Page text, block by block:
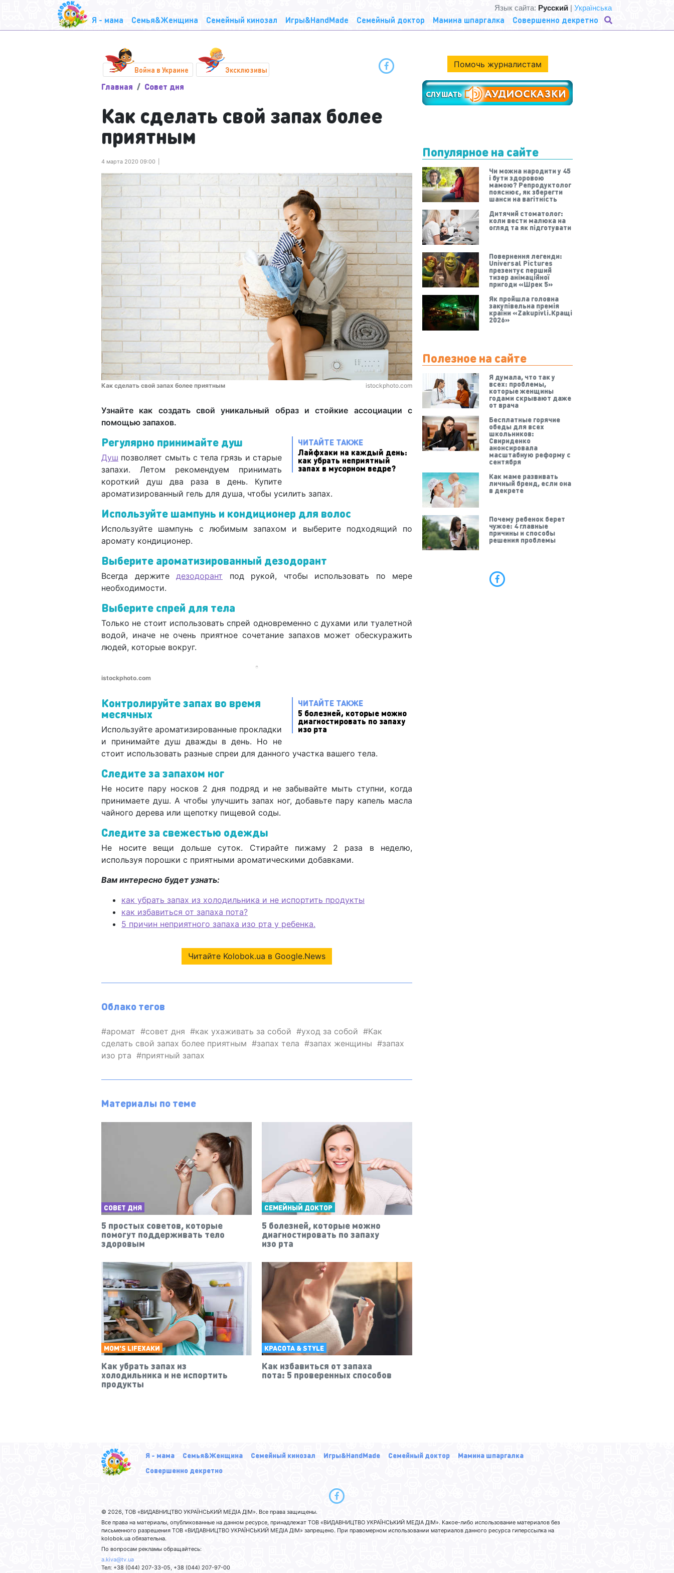
Я - мама Семья&Женщина Семейный кинозал Игры&HandMade Семейный доктор Мамина шпаргалка Совершенно декретно
Язык сайта: Русский | Українська
Война в Украине Эксклюзивы
Главная Совет дня
Как сделать свой запах более
приятным
4 марта 2020 09:00
Как сделать свой запах более приятным istockphoto.com
Узнайте как создать свой уникальный образ и стойкие ассоциации с
помощью запахов.
ЧИТАЙТЕ ТАКЖЕ
Лайфхаки на каждый день:
как убрать неприятный
запах в мусорном ведре?
Регулярно принимайте душ
Душ позволяет смыть с тела грязь и старые
запахи. Летом рекомендуем принимать
короткий душ два раза в день. Купите
ароматизированный гель для душа, чтобы усилить запах.
Используйте шампунь и кондиционер для волос
Используйте шампунь с любимым запахом и выберите подходящий по
аромату кондиционер.
Выберите ароматизированный дезодорант
Всегда держите дезодорант под рукой, чтобы использовать по мере
необходимости.
Выберите спрей для тела
Только не стоит использовать спрей одновременно с духами или туалетной
водой, иначе не очень приятное сочетание запахов может обескуражить
людей, которые вокруг.
istockphoto.com
ЧИТАЙТЕ ТАКЖЕ
5 болезней, которые можно
диагностировать по запаху
изо рта
Контролируйте запах во время
месячных
Используйте ароматизированные прокладки
и принимайте душ дважды в день. Но не
стоит использовать разные спреи для данного участка вашего тела.
Следите за запахом ног
Не носите пару носков 2 дня подряд и не забывайте мыть ступни, когда
принимаете душ. А чтобы улучшить запах ног, добавьте пару капель масла
чайного дерева или щепотку пищевой соды.
Следите за свежестью одежды
Не носите вещи дольше суток. Стирайте пижаму 2 раза в неделю,
используя порошки с приятными ароматическими добавками.
Вам интересно будет узнать:
как убрать запах из холодильника и не испортить продукты
как избавиться от запаха пота?
5 причин неприятного запаха изо рта у ребенка.
Читайте Kolobok.ua в Google.News
Облако тегов
аромат совет дня как ухаживать за собой уход за собой
Как
сделать свой запах более приятным
запах тела запах женщины
запах
изо рта
приятный запах
Материалы по теме
СОВЕТ ДНЯ
5 простых советов, которые
помогут поддерживать тело
здоровым
СЕМЕЙНЫЙ ДОКТОР
5 болезней, которые можно
диагностировать по запаху
изо рта
MOM'S LIFEХАКИ
Как убрать запах из
холодильника и не испортить
продукты
КРАСОТА & STYLE
Как избавиться от запаха
пота: 5 проверенных способов
Помочь журналистам
Популярное на сайте
Чи можна народити у 45
і бути здоровою
мамою? Репродуктолог
пояснює, як зберегти
шанси на вагітність
Дитячий стоматолог:
коли вести малюка на
огляд та як підготувати
Повернення легенди:
Universal Pictures
презентує перший
тизер анімаційної
пригоди «Шрек 5»
Як пройшла головна
закупівельна премія
країни «Zakupivli.Кращі
2026»
Полезное на сайте
Я думала, что так у
всех: проблемы,
которые женщины
годами скрывают даже
от врача
Бесплатные горячие
обеды для всех
школьников:
Свириденко
анонсировала
масштабную реформу с
сентября
Как маме развивать
личный бренд, если она
в декрете
Почему ребенок берет
чужое: 4 главные
причины и способы
решения проблемы
Я - мама Семья&Женщина Семейный кинозал Игры&HandMade Семейный доктор
Мамина шпаргалка
Совершенно декретно
© 2026, ТОВ «ВИДАВНИЦТВО УКРАЇНСЬКИЙ МЕДІА ДІМ». Все права защищены.
Все права на материалы, опубликованные на данном ресурсе, принадлежат ТОВ «ВИДАВНИЦТВО УКРАЇНСЬКИЙ МЕДІА ДІМ». Какое-либо использование материалов без
письменного разрешения ТОВ «ВИДАВНИЦТВО УКРАЇНСЬКИЙ МЕДІА ДІМ» запрещено. При правомерном использовании материалов данного ресурса гиперссылка на
kolobok.ua обязательна.
По вопросам рекламы обращайтесь:
a.kiva@tv.ua
Тел: +38 (044) 207-33-05, +38 (044) 207-97-00